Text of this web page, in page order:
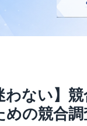
わない】
めの競合